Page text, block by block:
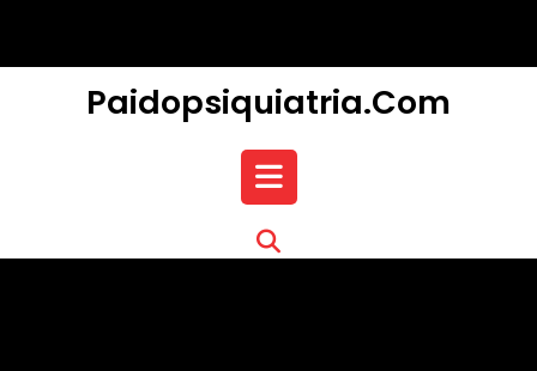
content
Paidopsiquiatria.com
Open
Button